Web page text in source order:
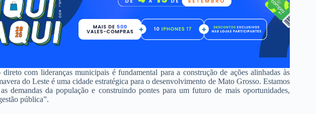
com lideranças municipais é fundamental para a construção de ações alinhadas às
do Leste é uma cidade estratégica para o desenvolvimento de Mato Grosso. Estamos
demandas da população e construindo pontes para um futuro de mais oportunidades,
pública”.